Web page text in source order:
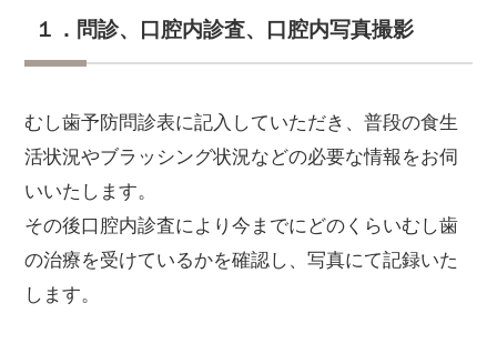
１．問診、口腔内診査、口腔内写真撮影
むし歯予防問診表に記入していただき、普段の食生
活状況やブラッシング状況などの必要な情報をお伺
いいたします。
その後口腔内診査により今までにどのくらいむし歯
の治療を受けているかを確認し、写真にて記録いた
します。